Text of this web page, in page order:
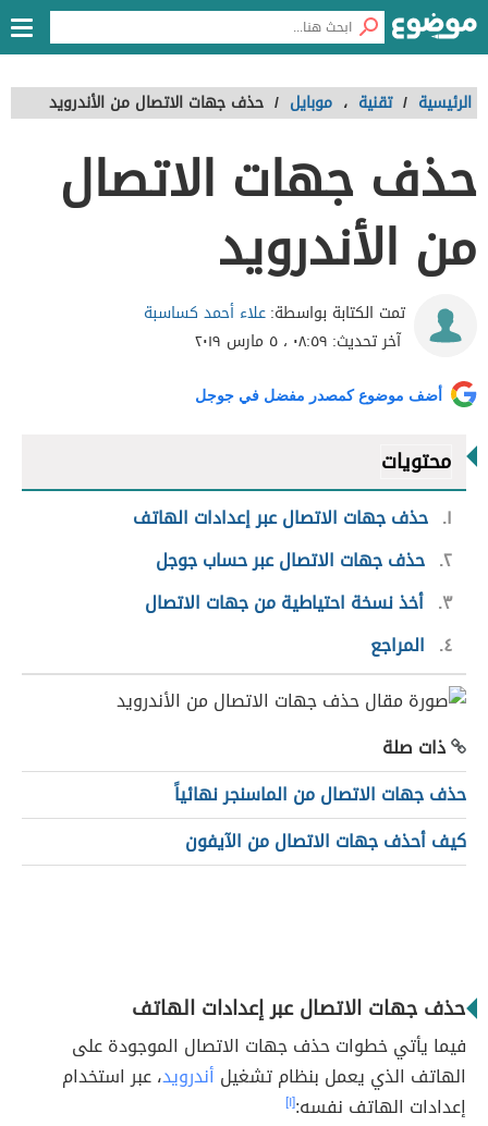
الرئيسية / تقنية ، موبايل / حذف جهات الاتصال من الأندرويد
حذف جهات الاتصال
من الأندرويد
تمت الكتابة بواسطة:علاء أحمد كساسبة
آخر تحديث: ٠٨:٥٩ ، ٥ مارس ٢٠١٩
أضف موضوع كمصدر مفضل في جوجل
محتويات
١ حذف جهات الاتصال عبر إعدادات الهاتف
٢ حذف جهات الاتصال عبر حساب جوجل
٣ أخذ نسخة احتياطية من جهات الاتصال
٤
المراجع
ذات صلة
حذف جهات الاتصال من الماسنجر نهائياً
كيف أحذف جهات الاتصال من الآيفون
حذف جهات الاتصال عبر إعدادات الهاتف
فيما يأتي خطوات حذف جهات الاتصال الموجودة على
الهاتف الذي يعمل بنظام تشغيل أندرويد، عبر استخدام
إعدادات الهاتف نفسه:[١]